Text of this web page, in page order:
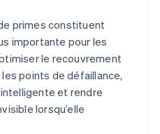
primes constituent
importante pour les
le recouvrement
points de défaillance,
et rendre
lorsqu’elle